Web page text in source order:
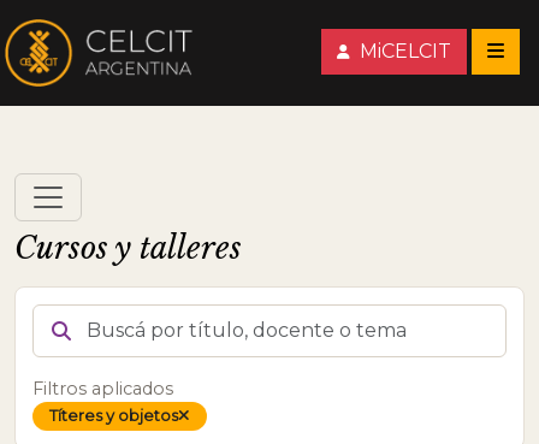
MiCELCIT
Cursos y talleres
BUSCÁ POR TÍTULO, DOCENTE O TEMA
Filtros aplicados
Títeres y objetos
Quitar tema